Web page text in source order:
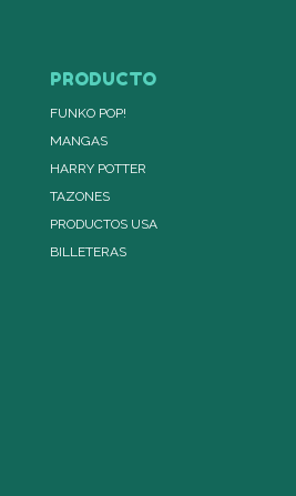
PRODUCTO
FUNKO POP!
MANGAS
HARRY POTTER
TAZONES
PRODUCTOS USA
BILLETERAS